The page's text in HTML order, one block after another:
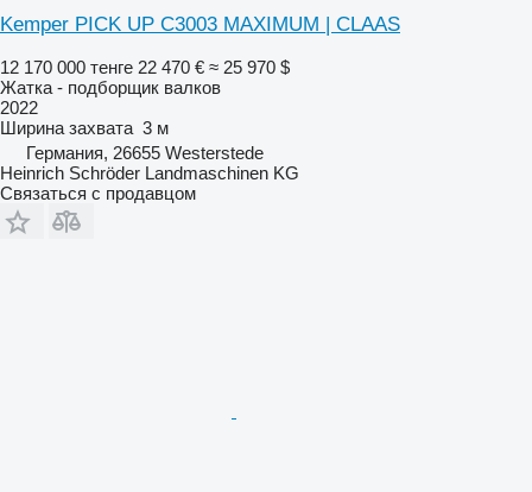
Kemper PICK UP C3003 MAXIMUM | CLAAS
12 170 000 тенге 22 470 € ≈ 25 970 $
Жатка - подборщик валков
2022
Ширина захвата 3 м
Германия, 26655 Westerstede
Heinrich Schröder Landmaschinen KG
Связаться с продавцом